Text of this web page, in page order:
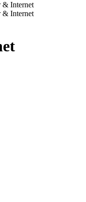
& Internet
& Internet